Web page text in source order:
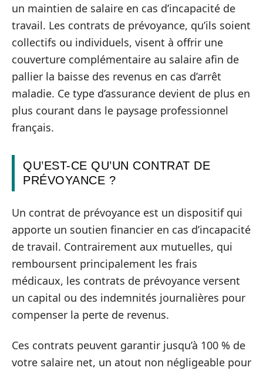
un maintien de salaire en cas d’incapacité de
travail. Les contrats de prévoyance, qu’ils soient
collectifs ou individuels, visent à offrir une
couverture complémentaire au salaire afin de
pallier la baisse des revenus en cas d’arrêt
maladie. Ce type d’assurance devient de plus en
plus courant dans le paysage professionnel
français.
QU’EST-CE QU’UN CONTRAT DE
PRÉVOYANCE ?
Un contrat de prévoyance est un dispositif qui
apporte un soutien financier en cas d’incapacité
de travail. Contrairement aux mutuelles, qui
remboursent principalement les frais
médicaux, les contrats de prévoyance versent
un capital ou des indemnités journalières pour
compenser la perte de revenus.
Ces contrats peuvent garantir jusqu’à 100 % de
votre salaire net, un atout non négligeable pour